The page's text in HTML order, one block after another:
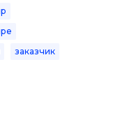
заказчик